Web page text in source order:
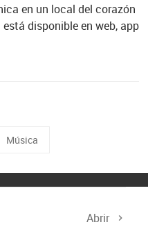
en un local del corazón
disponible en web, app
Música
Abrir